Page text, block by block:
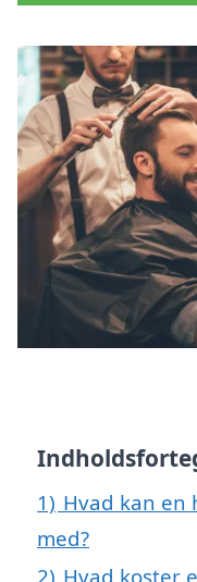
1) Hvad kan
med?
2) Hvad koster